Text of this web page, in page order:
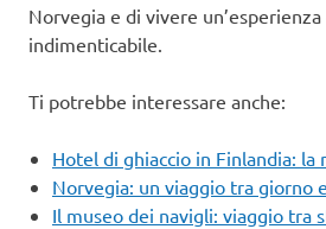
Norvegia e di vivere
indimenticabile.
Ti potrebbe interessare anche:
Hotel di ghiaccio in Finlandia: la
Norvegia: un viaggio tra giorno
Il museo dei navigli: viaggio tra